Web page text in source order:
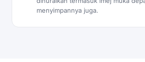
menyimpannya juga.